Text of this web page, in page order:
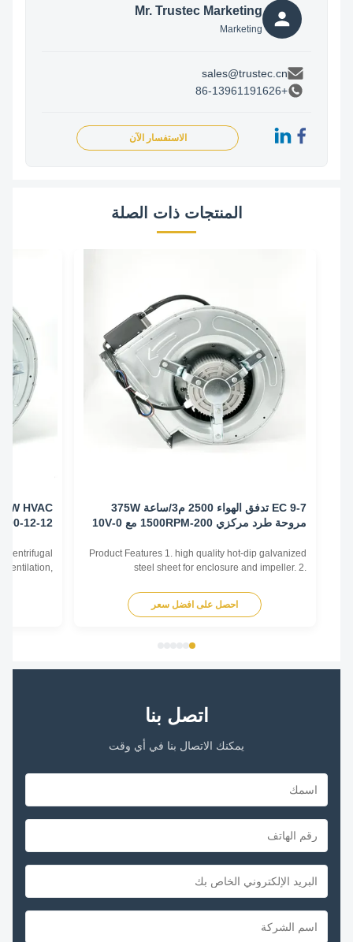
Mr. Trustec Marketing
Marketing
sales@trustec.cn
الاستفسار الآن
المنتجات ذات الصلة
EC 9-7 تدفق الهواء 2500 م3/ساعة 375W
مروحة طرد مركزي 200-1500RPM مع 0-10V
Product Features 1. high quality hot-dip galvanized
steel sheet for enclosure and impeller. 2.
small vibration. Main advantages 1. Experience and
good service. We professionally produce fan motors
احصل على افضل سعر
of centrifugal
Ventilation,
اتصل بنا
يمكنك الاتصال بنا في أي وقت